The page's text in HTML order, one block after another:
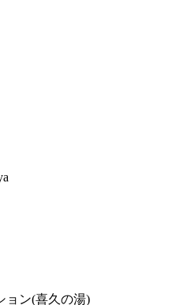
ョン(喜久の湯)